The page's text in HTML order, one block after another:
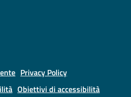
Privacy Policy
Obiettivi di accessibilità